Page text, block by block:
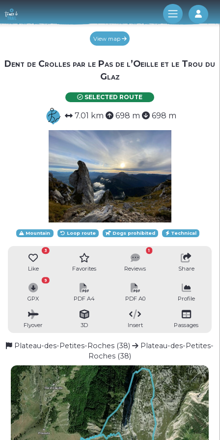
Log
View map
Dent de Crolles par le Pas de l’Oeille et le Trou du
Glaz
SELECTED ROUTE
7.01 km 698 m 698 m
Mountain Loop route Dogs prohibited Technical
Like
3
Favorites Reviews
1
Share
GPX
9
PDF A4 PDF A0 Profile
Flyover 3D Insert Passages
Plateau-des-Petites-Roches (38)
Plateau-des-Petites-
Roches (38)